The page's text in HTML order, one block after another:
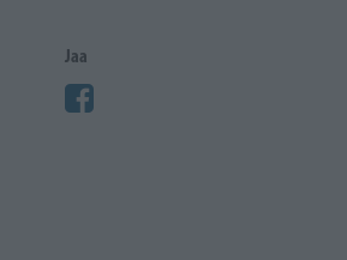
Jaa